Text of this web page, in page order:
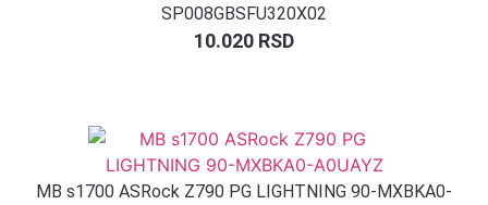
SP008GBSFU320X02
10.020 RSD
MB s1700 ASRock Z790 PG LIGHTNING 90-MXBKA0-